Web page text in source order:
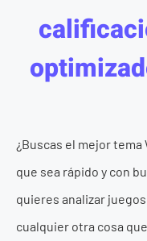
¿Buscas el mejor
que sea rápido y con
quieres analizar
cualquier otra cosa